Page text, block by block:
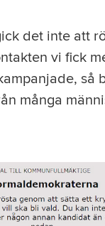
det inte att
vi fick
så
många